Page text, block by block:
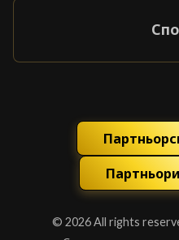
© 2026 All rights